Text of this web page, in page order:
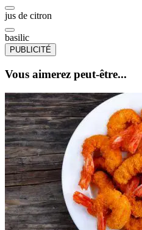
jus de citron
basilic
PUBLICITÉ
Vous aimerez peut-être...